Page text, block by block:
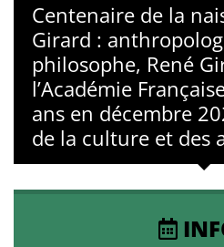
Centenaire de la
Girard :
philosophe, René
l’Académie
ans en décembre
de la culture et des